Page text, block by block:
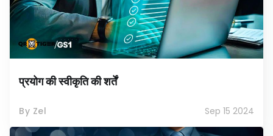
प्रयोग की स्वीकृति की शर्तें
By Zel Sep 15 2024